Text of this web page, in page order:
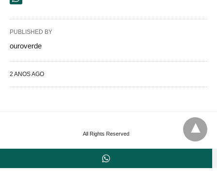
PUBLISHED BY
ouroverde
2 ANOS AGO
All Rights Reserved